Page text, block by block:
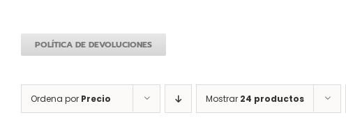
POLÍTICA DE DEVOLUCIONES
Ordena por Precio Mostrar 24 productos